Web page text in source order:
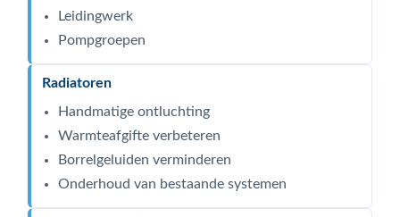
Leidingwerk
Pompgroepen
Radiatoren
Handmatige ontluchting
Warmteafgifte verbeteren
Borrelgeluiden verminderen
Onderhoud van bestaande systemen